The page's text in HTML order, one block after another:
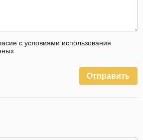
с условиями использования
Отправить